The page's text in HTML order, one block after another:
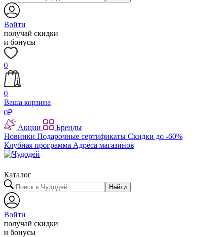
Войти
получай скидки
и бонусы
0
0
Ваша корзина
0₽
Акции
Бренды
Новинки Подарочные сертификаты Скидки до -60%
Клубная программа Адреса магазинов
Каталог
Найти
Войти
получай скидки
и бонусы